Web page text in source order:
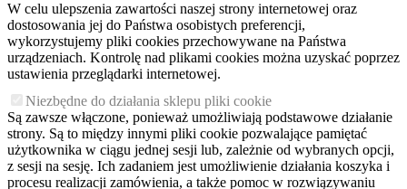
W celu ulepszenia zawartości naszej strony internetowej oraz
dostosowania jej do Państwa osobistych preferencji,
wykorzystujemy pliki cookies przechowywane na Państwa
urządzeniach. Kontrolę nad plikami cookies można uzyskać poprzez
ustawienia przeglądarki internetowej.
Niezbędne do działania sklepu pliki cookie
Są zawsze włączone, ponieważ umożliwiają podstawowe działanie
strony. Są to między innymi pliki cookie pozwalające pamiętać
użytkownika w ciągu jednej sesji lub, zależnie od wybranych opcji,
z sesji na sesję. Ich zadaniem jest umożliwienie działania koszyka i
procesu realizacji zamówienia, a także pomoc w rozwiązywaniu